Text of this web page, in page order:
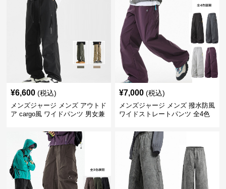
¥6,600 (税込)
メンズジャージ メンズ アウトド
ア cargo風 ワイドパンツ 男女兼
¥7,000 (税込)
メンズジャージ メンズ 撥水防風
ワイドストレートパンツ 全4色